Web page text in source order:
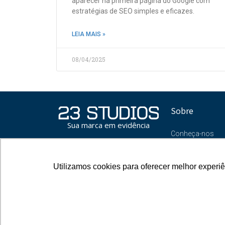
Utilizamos cookies para oferecer melhor
Utilizamos cookies para oferecer melhor
estratégias de SEO simples e eficazes.
LEIA MAIS »
08/04/2025
Sua marca em evidência
Sobre
Conheça-nos
Oportunidades